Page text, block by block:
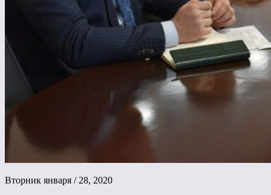
Вторник января / 28, 2020